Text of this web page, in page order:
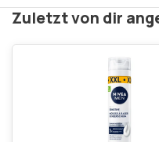
Zuletzt von dir